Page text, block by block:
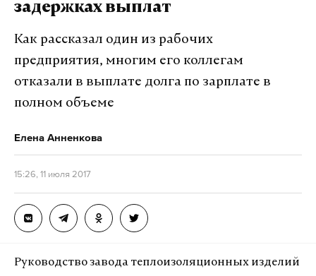
задержках выплат
Как рассказал один из рабочих
предприятия, многим его коллегам
отказали в выплате долга по зарплате в
полном объеме
Елена Анненкова
15:26, 11 июля 2017
Руководство завода теплоизоляционных изделий